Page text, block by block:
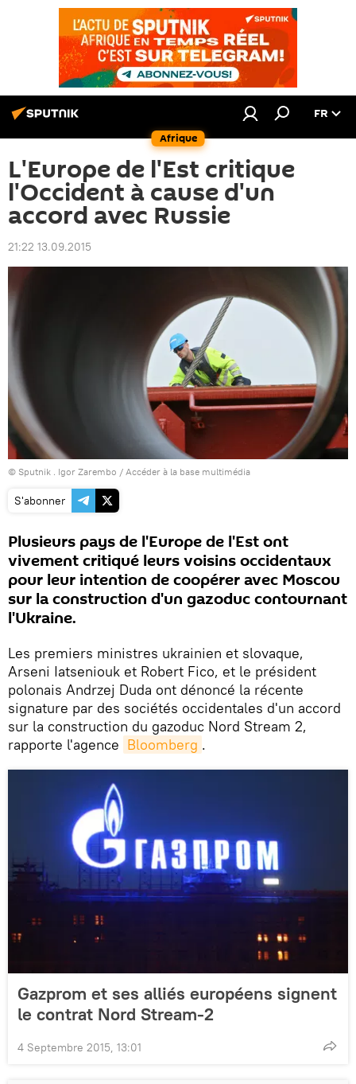
Afrique
FR
L'Europe de l'Est critique
l'Occident à cause d'un
accord avec Russie
21:22 13.09.2015
© Sputnik . Igor Zarembo / Accéder à la base multimédia
S'abonner
Plusieurs pays de l'Europe de l'Est ont
vivement critiqué leurs voisins occidentaux
pour leur intention de coopérer avec Moscou
sur la construction d'un gazoduc contournant
l'Ukraine.
Les premiers ministres ukrainien et slovaque,
Arseni Iatseniouk et Robert Fico, et le président
polonais Andrzej Duda ont dénoncé la récente
signature par des sociétés occidentales d'un accord
sur la construction du gazoduc Nord Stream 2,
rapporte l'agence Bloomberg .
Gazprom et ses alliés européens signent
le contrat Nord Stream-2
4 Septembre 2015, 13:01